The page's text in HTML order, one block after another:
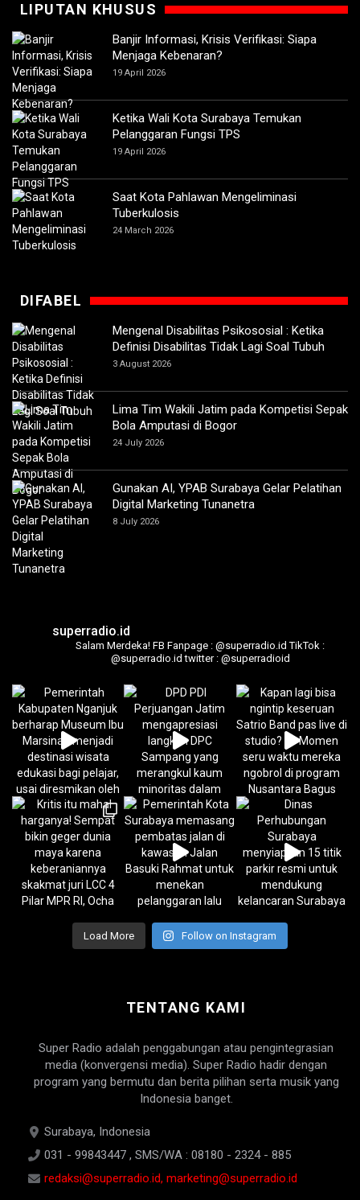
LIPUTAN KHUSUS
Banjir Informasi, Krisis Verifikasi: Siapa
Menjaga Kebenaran?
19 April 2026
Ketika Wali Kota Surabaya Temukan
Pelanggaran Fungsi TPS
19 April 2026
Saat Kota Pahlawan Mengeliminasi
Tuberkulosis
24 March 2026
DIFABEL
Mengenal Disabilitas Psikososial : Ketika
Definisi Disabilitas Tidak Lagi Soal Tubuh
3 August 2026
Lima Tim Wakili Jatim pada Kompetisi Sepak
Bola Amputasi di Bogor
24 July 2026
Gunakan AI, YPAB Surabaya Gelar Pelatihan
Digital Marketing Tunanetra
8 July 2026
superradio.id
Salam Merdeka! FB Fanpage : @superradio.id TikTok :
@superradio.id twitter : @superradioid
Load More Follow on Instagram
TENTANG KAMI
Super Radio adalah penggabungan atau pengintegrasian
media (konvergensi media). Super Radio hadir dengan
program yang bermutu dan berita pilihan serta musik yang
Indonesia banget.
Surabaya, Indonesia
031 - 99843447 , SMS/WA : 08180 - 2324 - 885
redaksi@superradio.id, marketing@superradio.id